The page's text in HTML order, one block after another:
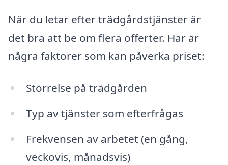
När du letar efter trädgårdstjänster är
det bra att be om flera offerter. Här är
några faktorer som kan påverka priset:
Störrelse på trädgården
Typ av tjänster som efterfrågas
Frekvensen av arbetet (en gång,
veckovis, månadsvis)